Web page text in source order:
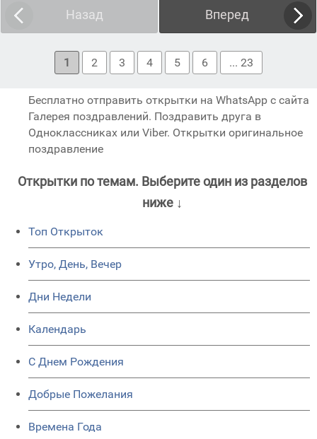
Назад Вперед
1 2 3 4 5 6 ... 23
Бесплатно отправить открытки на WhatsApp с сайта
Галерея поздравлений. Поздравить друга в
Одноклассниках или Viber. Открытки оригинальное
поздравление
Открытки по темам. Выберите один из разделов
ниже ↓
Топ Открыток
Утро, День, Вечер
Дни Недели
Календарь
C Днем Рождения
Добрые Пожелания
Времена Года